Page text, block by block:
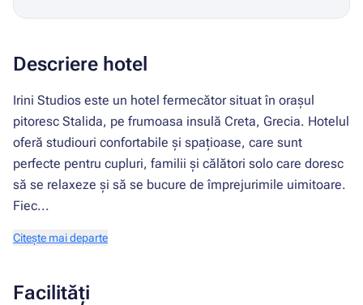
Descriere hotel
Irini Studios este un hotel fermecător situat în orașul
pitoresc Stalida, pe frumoasa insulă Creta, Grecia. Hotelul
oferă studiouri confortabile și spațioase, care sunt
perfecte pentru cupluri, familii și călători solo care doresc
să se relaxeze și să se bucure de împrejurimile uimitoare.
Fiec...
Citește mai departe
Facilități